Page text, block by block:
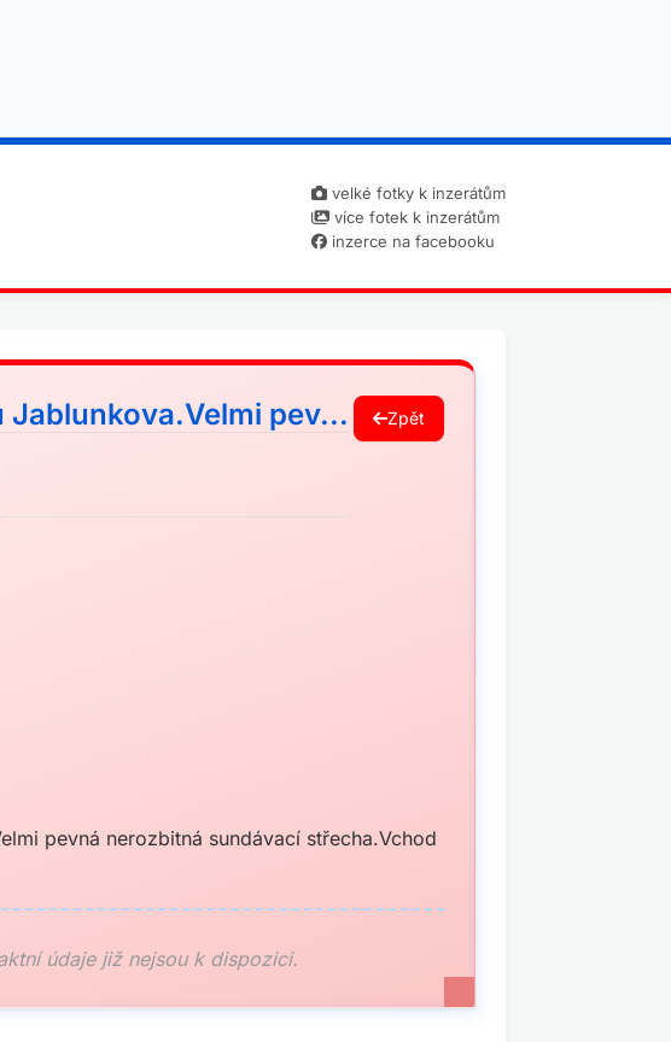
velké fotky k inzerátům
více fotek k inzerátům
inzerce na facebooku
Jablunkova.Velmi pev... Zpět
pevná nerozbitná sundávací střecha.Vchod
údaje již nejsou k dispozici.